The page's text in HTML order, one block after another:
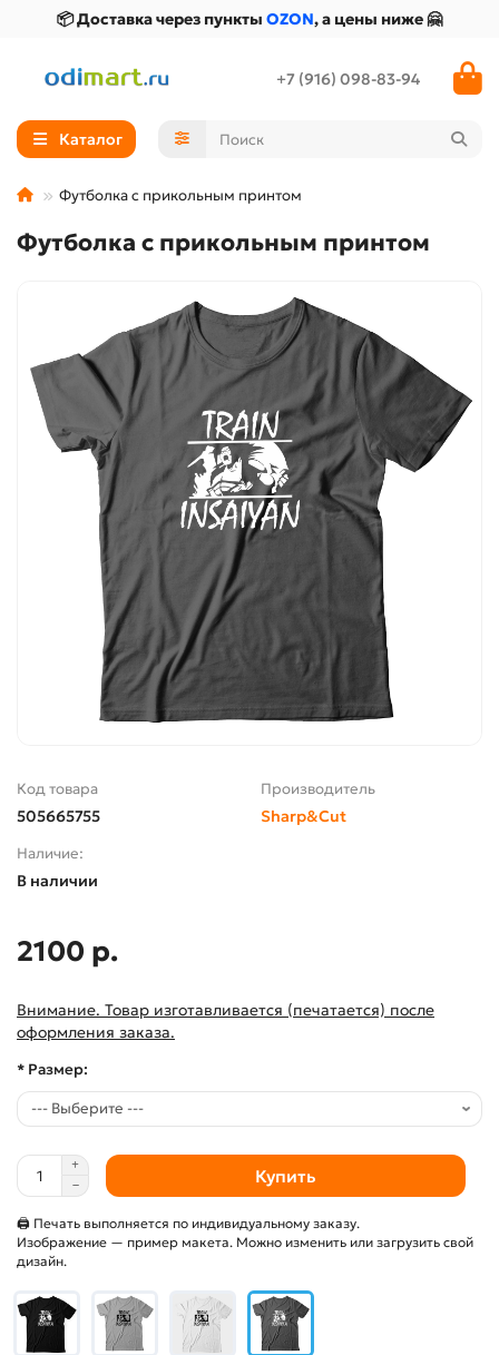
📦 Доставка через пункты OZON, а цены ниже 🤗
+7 (916) 098-83-94
Каталог
Футболка с прикольным принтом
Футболка с прикольным принтом
Код товара
505665755
Производитель
Sharp&Cut
Наличие:
В наличии
2100 р.
Внимание. Товар изготавливается (печатается) после
оформления заказа.
* Размер:
Купить
🖨 Печать выполняется по индивидуальному заказу.
Изображение — пример макета. Можно изменить или загрузить свой
дизайн.